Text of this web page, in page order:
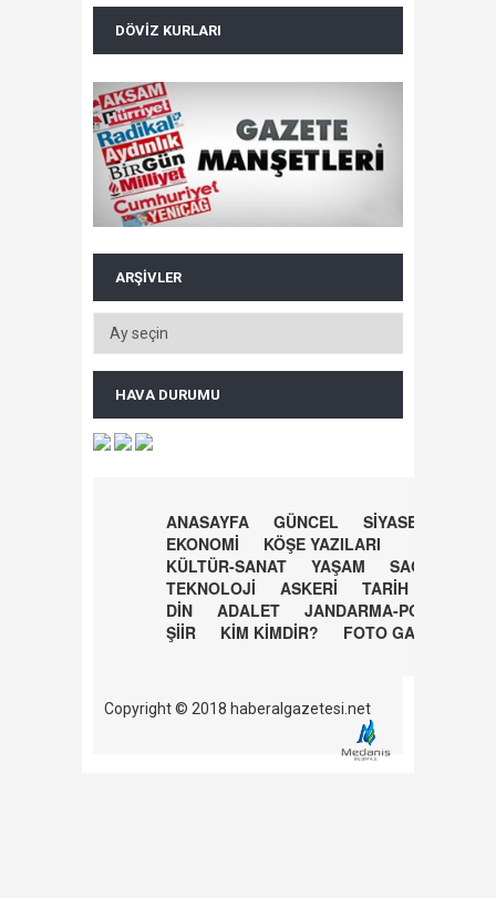
DÖVIZ KURLARI
ARŞIVLER
HAVA DURUMU
ANASAYFA GÜNCEL
SİYASET
EKONOMİ
KÖŞE YAZILARI
KÜLTÜR-SANAT
YAŞAM
SAĞLIK
TEKNOLOJİ
ASKERİ
TARİH
DİN
ADALET
JANDARMA-POLİS
ŞİİR
KİM KİMDİR? FOTO GALERİ
Copyright © 2018 haberalgazetesi.net